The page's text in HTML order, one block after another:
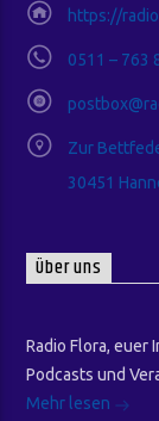
https://
0511 – 763
Zur
30451
Über uns
Radio Flora, euer
Podcasts und
Mehr lesen